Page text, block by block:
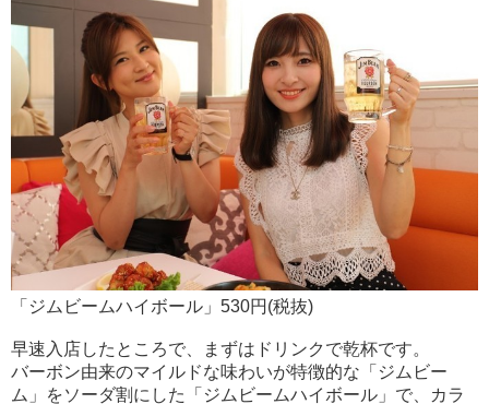
「ジムビームハイボール」530円(税抜)
早速入店したところで、まずはドリンクで乾杯です。
バーボン由来のマイルドな味わいが特徴的な「ジムビー
ム」をソーダ割にした「ジムビームハイボール」で、カラ